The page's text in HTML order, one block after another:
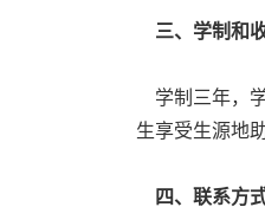
三、学制和
学制三年，
生享受生源地
四、联系方式